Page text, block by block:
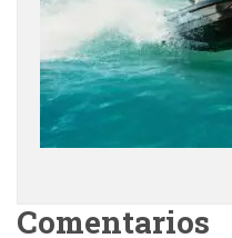
Comentarios